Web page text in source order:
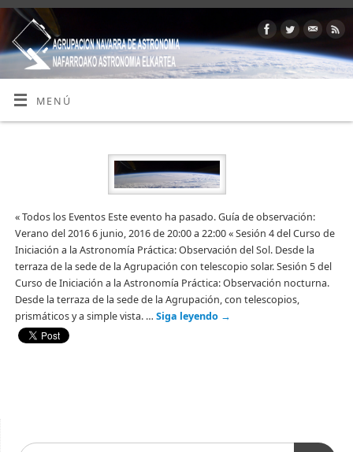
MENÚ
« Todos los Eventos Este evento ha pasado. Guía de observación:
Verano del 2016 6 junio, 2016 de 20:00 a 22:00 « Sesión 4 del Curso de
Iniciación a la Astronomía Práctica: Observación del Sol. Desde la
terraza de la sede de la Agrupación con telescopio solar. Sesión 5 del
Curso de Iniciación a la Astronomía Práctica: Observación nocturna.
Desde la terraza de la sede de la Agrupación, con telescopios,
prismáticos y a simple vista. … Siga leyendo →